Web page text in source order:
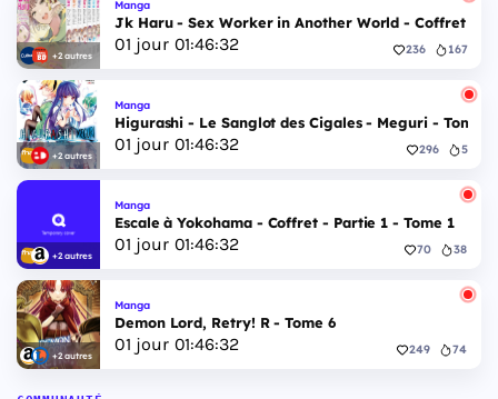
+2 autres
Manga
Jk Haru - Sex Worker in Another World - Coffret
01 jour 01:46:31 236 167
+2 autres
Manga
Higurashi - Le Sanglot des Cigales - Meguri - Tome 5
01 jour 01:46:31 296 5
+2 autres
Manga
Escale à Yokohama - Coffret - Partie 1 - Tome 1
01 jour 01:46:31 70 38
+2 autres
Manga
Demon Lord, Retry! R - Tome 6
01 jour 01:46:31 249 74